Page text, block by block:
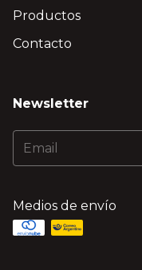
Productos
Contacto
Newsletter
Medios de envío